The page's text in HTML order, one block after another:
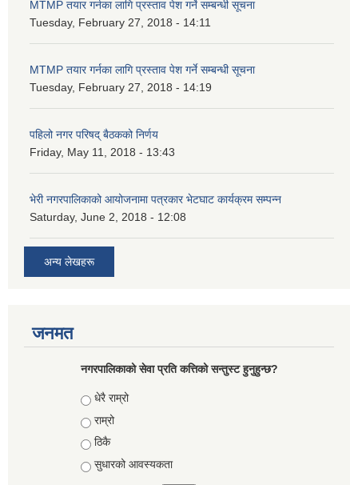
MTMP तयार गर्नका लागि प्रस्ताव पेश गर्ने सम्बन्धी सूचना
Tuesday, February 27, 2018 - 14:11
MTMP तयार गर्नका लागि प्रस्ताव पेश गर्ने सम्बन्धी सूचना
Tuesday, February 27, 2018 - 14:19
पहिलो नगर परिषद् बैठकको निर्णय
Friday, May 11, 2018 - 13:43
भेरी नगरपालिकाको आयोजनामा पत्रकार भेटघाट कार्यक्रम सम्पन्न
Saturday, June 2, 2018 - 12:08
अन्य लेखहरू
जनमत
नगरपालिकाको सेवा प्रति कत्तिको सन्तुस्ट हुनुहुन्छ?
Choices
धेरै राम्रो
राम्रो
ठिकै
सुधारको आवस्यकता